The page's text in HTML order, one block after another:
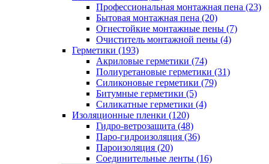
Профессиональная монтажная пена (23)
Бытовая монтажная пена (20)
Огнестойкие монтажные пены (7)
Очиститель монтажной пены (4)
Герметики (193)
Акриловые герметики (74)
Полиуретановые герметики (31)
Силиконовые герметики (79)
Битумные герметики (5)
Силикатные герметики (4)
Изоляционные пленки (120)
Гидро-ветрозащита (48)
Паро-гидроизоляция (36)
Пароизоляция (20)
Соединительные ленты (16)